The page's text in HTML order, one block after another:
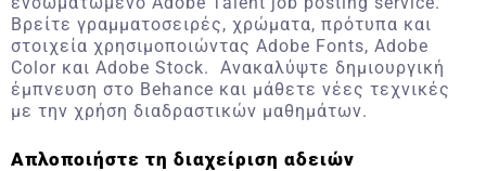
Βρείτε γραμματοσειρές, χρώματα, πρότυπα και
στοιχεία χρησιμοποιώντας Adobe Fonts, Adobe
Color και Adobe Stock. Ανακαλύψτε δημιουργική
έμπνευση στο Behance και μάθετε νέες τεχνικές
με την χρήση διαδραστικών μαθημάτων.
Απλοποιήστε τη διαχείριση αδειών